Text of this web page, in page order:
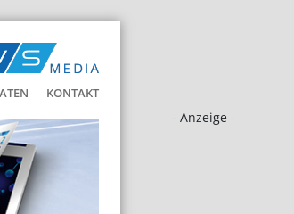
KONTAKT
- Anzeige -